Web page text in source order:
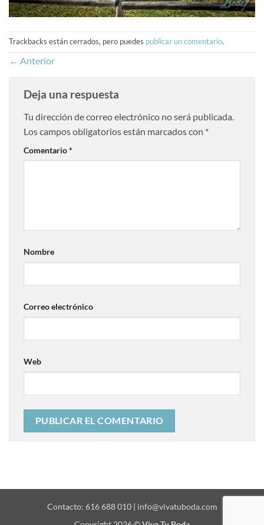
Trackbacks están cerrados, pero puedes publicar un comentario.
← Anterior
Deja una respuesta
Tu dirección de correo electrónico no será publicada.
Los campos obligatorios están marcados con *
Comentario*
Nombre
Correo electrónico
Web
Contacto: 616 688 010 | info@vivatuboda.com